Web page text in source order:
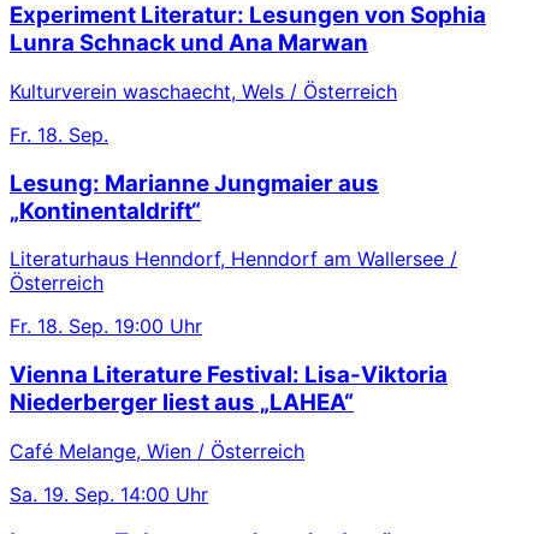
Experiment Literatur: Lesungen von Sophia
Lunra Schnack und Ana Marwan
Kulturverein waschaecht, Wels / Österreich
Fr. 18. Sep.
Lesung: Marianne Jungmaier aus
„Kontinentaldrift“
Literaturhaus Henndorf, Henndorf am Wallersee /
Österreich
Fr. 18. Sep. 19:00 Uhr
Vienna Literature Festival: Lisa-Viktoria
Niederberger liest aus „LAHEA“
Café Melange, Wien / Österreich
Sa. 19. Sep. 14:00 Uhr